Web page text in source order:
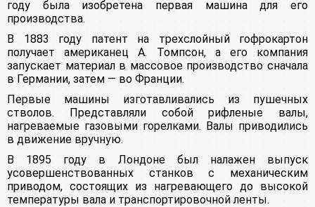
году была изобретена первая машина для его
производства.
В 1883 году патент на трехслойный гофрокартон
получает американец А. Томпсон, а его компания
запускает материал в массовое производство сначала
в Германии, затем — во Франции.
Первые машины изготавливались из пушечных
стволов. Представляли собой рифленые валы,
нагреваемые газовыми горелками. Валы приводились
в движение вручную.
В 1895 году в Лондоне был налажен выпуск
усовершенствованных станков с механическим
приводом, состоящих из нагревающего до высокой
температуры вала и транспортировочной ленты.